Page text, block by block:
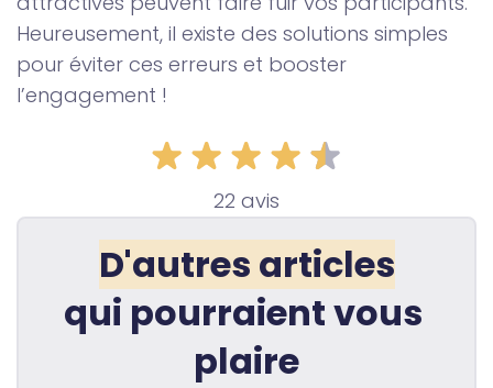
Heureusement, il existe des solutions simples
pour éviter ces erreurs et booster
l’engagement !
22 avis
D'autres articles
qui pourraient vous
plaire